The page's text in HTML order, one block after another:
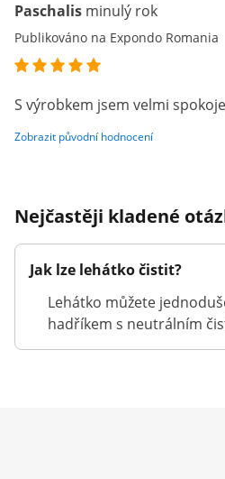
Paschalis minulý rok
Publikováno na Expondo Romania
S výrobkem jsem velmi
Zobrazit původní hodnocení
Nejčastěji kladené
Jak lze lehátko čistit?
Lehátko můžete
hadříkem s neutrálním